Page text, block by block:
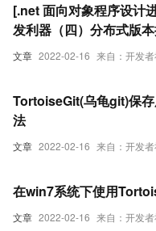
文章 2022-02-16 来自：开发
[.net 面向对象程序设计
发利器（四）分布式版
使用
文章 2022-02-16 来自：开发
TortoiseGit(乌龟git)保
法
文章 2022-02-16 来自：开发
在win7系统下使用